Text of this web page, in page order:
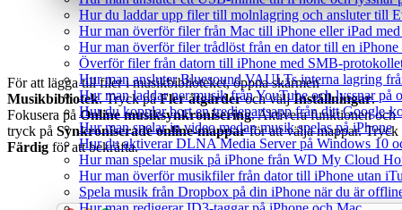
Hur du laddar upp filer till molnlagring och ansluter till
Hur man överför filer från Mac till iPhone eller iPad
Hur man överför filer trådlöst från en dator till en
Överför filer från datorn till iPhone med SMB-
Hur man ansluter Bluesound VAULTs interna lagring
Hur man laddar ner musik från YouTube och lyssnar på
Hur du kopplar bort en tredjepartsapp från ditt Google-
Hur man spelar in video medan musik spelas på iPhone
Hur du aktiverar DLNA Media Server på Windows 10
Hur man spelar musik på iPhone från WD My Cloud
Hur man överför musikfiler från dator till iPhone utan
Spela musik från Dropbox på din iPhone när du är
För att lägga till filer i musikbiblioteket, öppna skärmen
Musikbibliotek. Tryck påFler åtgärderoch väljInställningar.
Fokusera påOnline musiksynkronisering. Aktivera funktionen och
tryck på Synkroniserade online-mapparför att välja mappar. Tryck
Färdig för att bekräfta.